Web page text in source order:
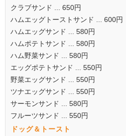
クラブサンド ... 650円
ハムエッグトーストサンド ... 600円
ハムエッグサンド ... 580円
ハムポテトサンド ... 580円
ハム野菜サンド ... 580円
エッグポテトサンド ... 550円
野菜エッグサンド ... 550円
ツナエッグサンド ... 550円
サーモンサンド ... 580円
フルーツサンド ... 550円
ドッグ＆トースト